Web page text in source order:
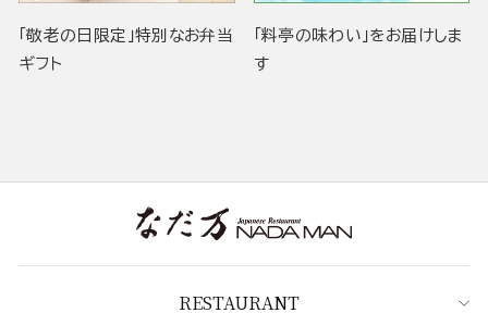
「敬老の日限定」特別なお弁当
ギフト
「料亭の味わい」をお届けしま
す
RESTAURANT